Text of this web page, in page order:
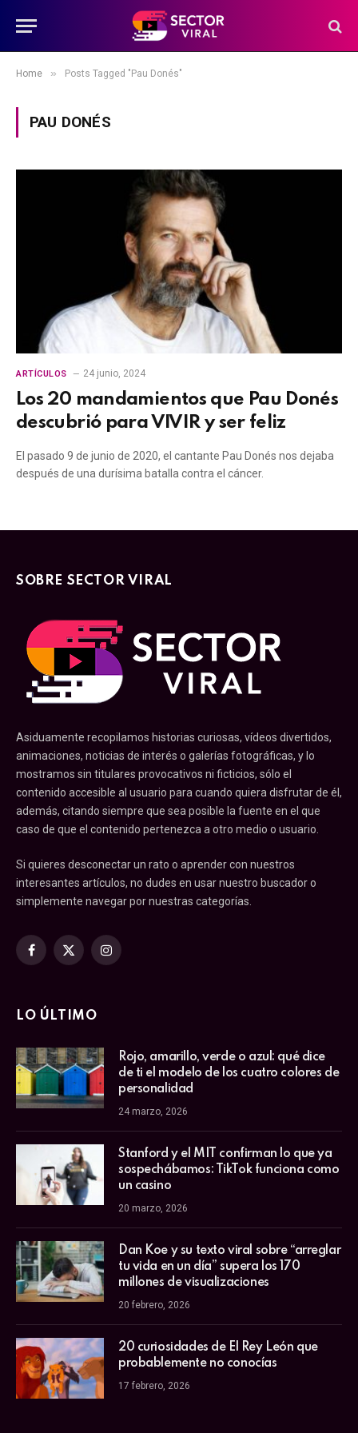
Home » Posts Tagged "Pau Donés"
PAU DONÉS
ARTÍCULOS 24 junio, 2024
Los 20 mandamientos que Pau Donés
descubrió para VIVIR y ser feliz
El pasado 9 de junio de 2020, el cantante Pau Donés nos dejaba
después de una durísima batalla contra el cáncer.
SOBRE SECTOR VIRAL
Asiduamente recopilamos historias curiosas, vídeos divertidos,
animaciones, noticias de interés o galerías fotográficas, y lo
mostramos sin titulares provocativos ni ficticios, sólo el
contenido accesible al usuario para cuando quiera disfrutar de él,
además, citando siempre que sea posible la fuente en el que
caso de que el contenido pertenezca a otro medio o usuario.
Si quieres desconectar un rato o aprender con nuestros
interesantes artículos, no dudes en usar nuestro buscador o
simplemente navegar por nuestras categorías.
Facebook
X
Instagram
LO ÚLTIMO
Rojo, amarillo, verde o azul: qué dice
de ti el modelo de los cuatro colores de
personalidad
24 marzo, 2026
Stanford y el MIT confirman lo que ya
sospechábamos: TikTok funciona como
un casino
20 marzo, 2026
Dan Koe y su texto viral sobre “arreglar
tu vida en un día” supera los 170
millones de visualizaciones
20 febrero, 2026
20 curiosidades de El Rey León que
probablemente no conocías
17 febrero, 2026